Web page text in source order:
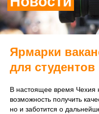
Ярмарки
для студентов
В настоящее время Чехия
возможность получить
но и заботится о